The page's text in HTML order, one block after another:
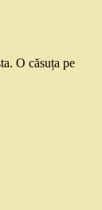
O căsuța pe